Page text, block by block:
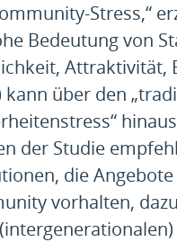
Stress,“
Bedeutung von
Attraktivität,
kann über den
der Studie
die
vorhalten,